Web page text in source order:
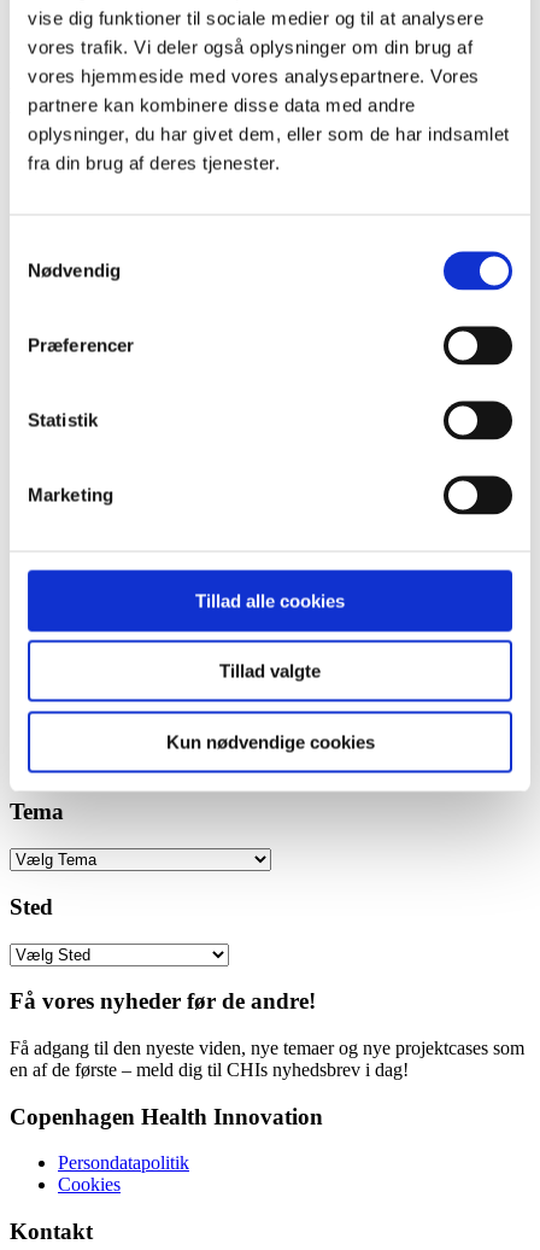
vise dig funktioner til sociale medier og til at analysere
vores trafik. Vi deler også oplysninger om din brug af
vores hjemmeside med vores analysepartnere. Vores
partnere kan kombinere disse data med andre
oplysninger, du har givet dem, eller som de har indsamlet
fra din brug af deres tjenester.
Nødvendig
Præferencer
Statistik
Marketing
Tillad alle cookies
Tillad valgte
Kun nødvendige cookies
Digital sundhed
SorteringStandard
Dato
Tilfældig
Vis15 produkter pr. side
Digital beslutningsstøtte til valg af
fødselsforberedelse
Projektet handler om at udvikle et digitalt
beslutningsstøtteværktøj, der hjælper gravide med at vælge
den form for fødselsforberedelse, som bedst matcher deres
Læs mere Vis detaljer
Tema
Sted
Få vores nyheder før de andre!
Få adgang til den nyeste viden, nye temaer og nye projektcases som
en af de første – meld dig til CHIs nyhedsbrev i dag!
Copenhagen Health Innovation
Persondatapolitik
Cookies
Kontakt